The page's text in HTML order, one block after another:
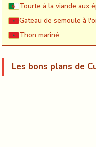
Tourte à la viande aux
Gateau de semoule à
Thon mariné
Les bons plans de